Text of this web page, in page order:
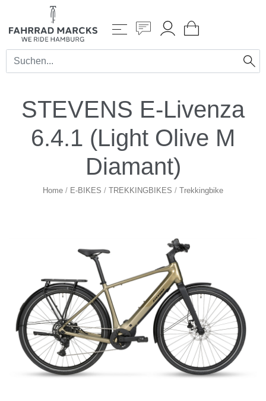
STEVENS E-Livenza
6.4.1 (Light Olive M
Diamant)
Home / E-BIKES / TREKKINGBIKES / Trekkingbike